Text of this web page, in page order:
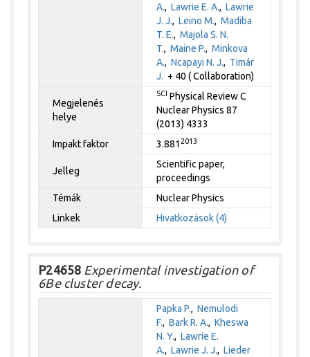
A.,Lawrie E. A.,Lawrie
J. J.,Leino M.,Madiba
T. E.,Majola S. N.
T.,Maine P.,Minkova
A.,Ncapayi N. J., Timár
J. + 40 ( Collaboration)
Megjelenés
helye
SCI Physical Review C
Nuclear Physics 87
(2013) 4333
Impakt faktor
3.881 2013
Jelleg
Scientific paper,
proceedings
Témák
Nuclear Physics
Linkek
Hivatkozások (4)
P24658 Experimental investigation of
6Be cluster decay.
Papka P.,Nemulodi
F.,Bark R. A.,Kheswa
N. Y.,Lawrie E.
A.,Lawrie J. J.,Lieder